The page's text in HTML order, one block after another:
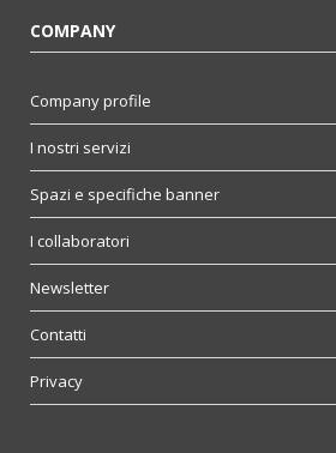
COMPANY
Company profile
I nostri servizi
Spazi e specifiche banner
I collaboratori
Newsletter
Contatti
Privacy